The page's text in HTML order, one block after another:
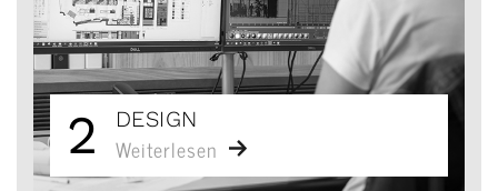
2 DESIGN
Weiterlesen